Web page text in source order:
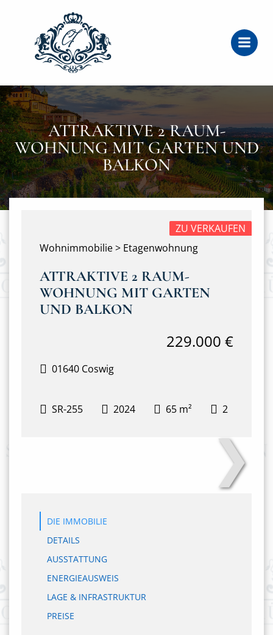
ATTRAKTIVE 2 RAUM-
WOHNUNG MIT GARTEN UND
BALKON
Wohnimmobilie > Etagenwohnung
ZU VERKAUFEN
ATTRAKTIVE 2 RAUM-
WOHNUNG MIT GARTEN
UND BALKON
01640 Coswig
229.000 €
SR-255 2024 65 m² 2
❯
DIE IMMOBILIE
DETAILS
AUSSTATTUNG
ENERGIEAUSWEIS
LAGE & INFRASTRUKTUR
PREISE